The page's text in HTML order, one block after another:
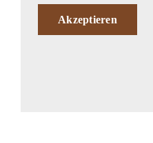
Akzeptieren